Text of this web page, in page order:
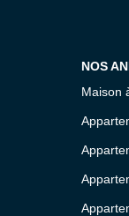
NOS
Maison